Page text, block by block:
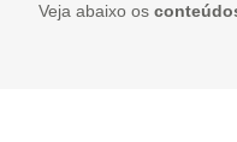
Veja abaixo os